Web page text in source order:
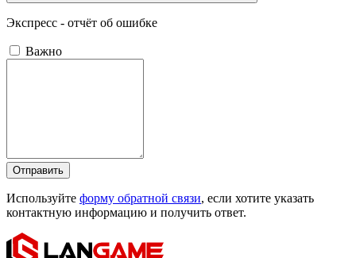
Экспресс - отчёт об ошибке
Важно
Отправить
Используйте форму обратной связи, если хотите указать
контактную информацию и получить ответ.